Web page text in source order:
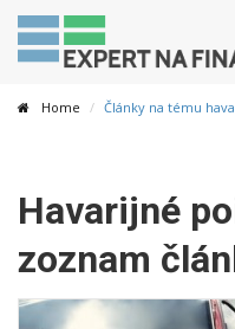
Home Články na tému
Havarijné
zoznam